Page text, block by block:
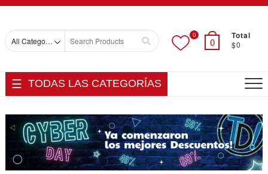
Skip
content
Search
for
0
0
Total
$0
TODAS LAS CATEGORÍAS